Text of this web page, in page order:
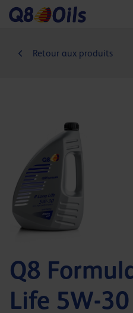
Retour aux produits
Q8
Life 5W-30